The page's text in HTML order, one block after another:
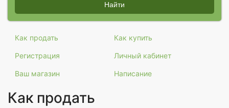
Найти
Как продать Как купить
Регистрация Личный кабинет
Ваш магазин Написание
Как продать